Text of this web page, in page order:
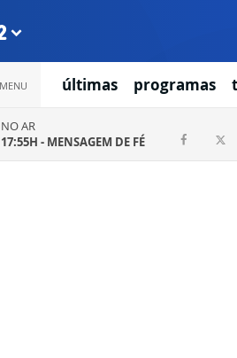
MENU últimas programas
NO AR
17:55H - MENSAGEM DE FÉ